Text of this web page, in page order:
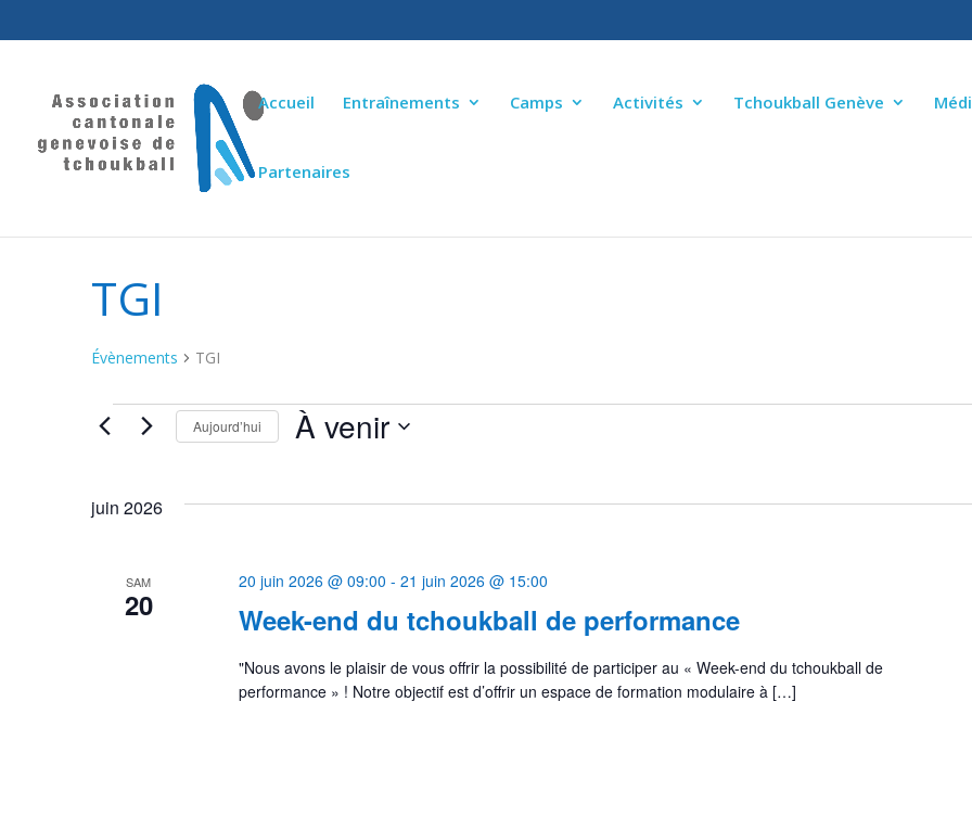
Accueil Entraînements Camps Activités Tchoukball Genève
Partenaires
TGI
Évènements TGI
ÉVÈNEMENTS
Aujourd’hui À venir
date.
juin 2026
SAM
20 Week-end du tchoukball de performance
20 juin 2026 @ 09:00 - 21 juin 2026 @ 15:00
"Nous avons le plaisir de vous offrir la possibilité de participer au « Week-end du tchoukball de
performance » ! Notre objectif est d’offrir un espace de formation modulaire à […]